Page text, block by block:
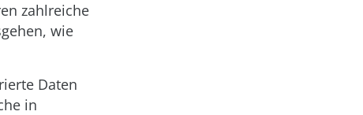
zahlreiche
wie
Daten
in